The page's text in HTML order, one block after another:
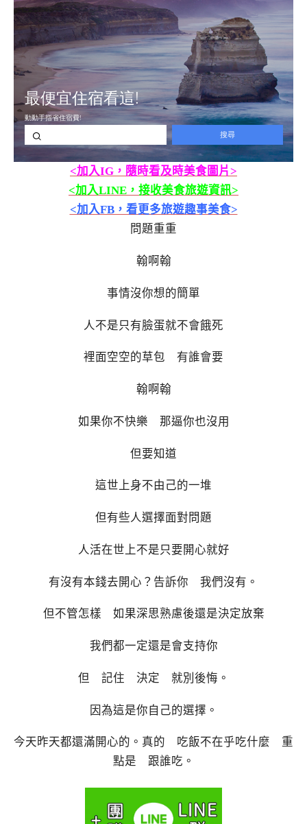
<加入IG，隨時看及時美食圖片>
<加入LINE，接收美食旅遊資訊>
<加入FB，看更多旅遊趣事美食>
問題重重
翰啊翰
事情沒你想的簡單
人不是只有臉蛋就不會餓死
裡面空空的草包 有誰會要
翰啊翰
如果你不快樂 那逼你也沒用
但要知道
這世上身不由己的一堆
但有些人選擇面對問題
人活在世上不是只要開心就好
有沒有本錢去開心？告訴你 我們沒有。
但不管怎樣 如果深思熟慮後還是決定放棄
我們都一定還是會支持你
但 記住 決定 就別後悔。
因為這是你自己的選擇。
今天昨天都還滿開心的。真的 吃飯不在乎吃什麼 重
點是 跟誰吃。